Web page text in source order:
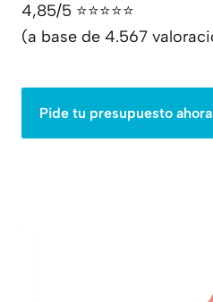
4,85/5 ⭐⭐⭐⭐⭐
(a base de 4.567
Pide tu presupuesto ahora